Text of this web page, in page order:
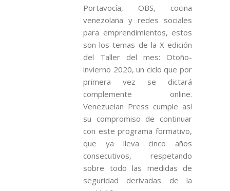
Portavocía, OBS, cocina
venezolana y redes sociales
para emprendimientos, estos
son los temas de la X edición
del Taller del mes: Otoño-
invierno 2020, un ciclo que por
primera vez se dictará
complemente online.
Venezuelan Press cumple así
su compromiso de continuar
con este programa formativo,
que ya lleva cinco años
consecutivos, respetando
sobre todo las medidas de
seguridad derivadas de la